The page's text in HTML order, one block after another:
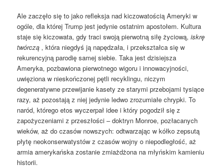
Ale zaczęło się to jako refleksja nad kiczowatością Ameryki w
ogóle, dla której Trump jest jedynie ostatnim apostołem. Kultura
staje się kiczowata, gdy traci swoją pierwotną siłę życiową,iskrę
twórczą , która niegdyś ją napędzała, i przekształca się w
rekurencyjną parodię samej siebie. Taka jest dzisiejsza
Ameryka, pozbawiona pierwotnego wigoru i innowacyjności,
uwięziona w nieskończonej pętli recyklingu, niczym
degeneratywne przewijanie kasety ze starymi przebojami tysiące
razy, aż pozostają z niej jedynie ledwo zrozumiałe chrypki. To
naród, którego etos wyczerpał idee i który pogodził się z
zapożyczeniami z przeszłości – doktryn Monroe, pozłacanych
wieków, aż do czasów nowszych: odtwarzając w kółko zepsutą
płytę neokonserwatystów z czasów wojny o niepodległość, aż
armia amerykańska zostanie zmiażdżona na młyńskim kamieniu
historii.